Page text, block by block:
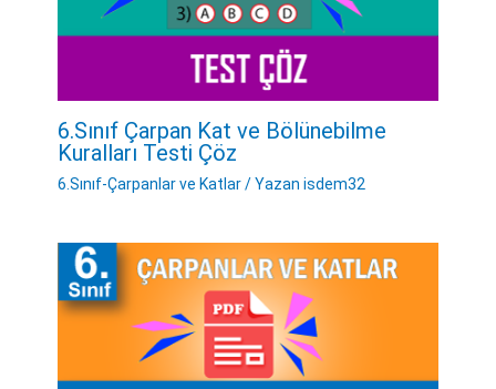
6.Sınıf Çarpan Kat ve Bölünebilme
Kuralları Testi Çöz
6.Sınıf-Çarpanlar ve Katlar/ Yazan isdem32